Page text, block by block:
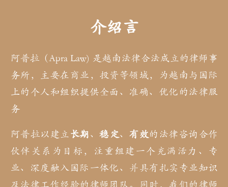
介绍言
阿普拉（Apra Law) 是越南法律合法成立的律师事
务所，主要在商业，投资等领域，为越南与国际
上的个人和组织提供全面、准确、优化的法律服
务
阿普拉以建立长期、稳定、 有效的法律咨询合作
伙伴关系为目标，注重组建一个充满活力、专
业、深度融入国际一体化、并具有扎实专业知识
及法律工作经验的律师团队。同时，我们的律师